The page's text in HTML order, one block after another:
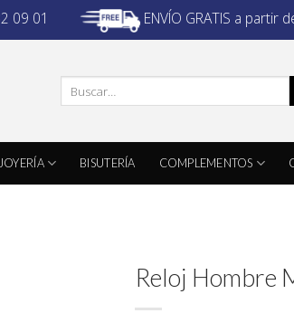
09 01 ENVÍO GRATIS a partir
por:
JOYERÍA BISUTERÍA COMPLEMENTOS
Reloj Hombre